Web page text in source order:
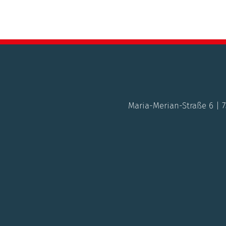
Maria-Merian-Straße 6 |